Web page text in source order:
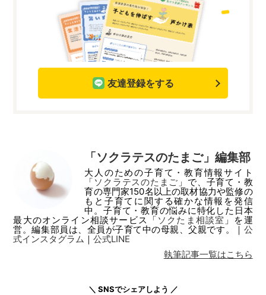
友達登録をする
「ソクラテスのたまご」編集部
大人のための子育て・教育情報サイト
「 ソクラテスのたまご 」で、子育て・教
育の専門家150名以上の取材協力や監修の
もと子育てに関する確かな情報を発信
中。子育て・教育の悩みに特化した日本
最大のオンライン相談サービス「 ソクたま相談室 」を運
営。編集部員は、全員が子育て中の母親、父親です。｜ 公
式インスタグラム ｜公式LINE
執筆記事一覧はこちら
＼ SNSでシェアしよう ／